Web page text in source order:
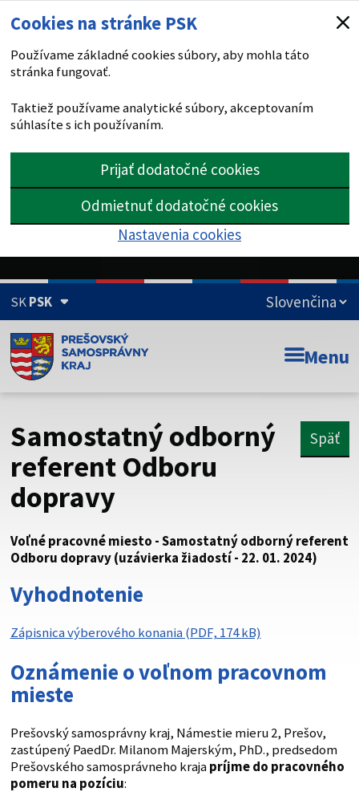
Cookies na stránke PSK
Používame základné cookies súbory, aby mohla táto
stránka fungovať.
Taktiež používame analytické súbory, akceptovaním
súhlasíte s ich používaním.
Prijať dodatočné cookies
Odmietnuť dodatočné cookies
Nastavenia cookies
SKPSK
Doména psk.sk je oficiálna
Toto je oficiálna webová stránka Prešovského
Táto stránka je zabezpečená
Buďte pozorní a vždy sa uistite, že zdieľate informácie iba
cez zabezpečenú webovú stránku. Zabezpečená stránka
Menu
Samostatný odborný
referent Odboru
dopravy
Späť
Voľné pracovné miesto - Samostatný odborný referent
Odboru dopravy (uzávierka žiadostí - 22. 01. 2024)
Vyhodnotenie
Zápisnica výberového konania (PDF, 174 kB)
Oznámenie o voľnom pracovnom
mieste
Prešovský samosprávny kraj, Námestie mieru 2, Prešov,
zastúpený PaedDr. Milanom Majerským, PhD., predsedom
Prešovského samosprávneho krajapríjme do pracovného
pomeru na pozíciu: